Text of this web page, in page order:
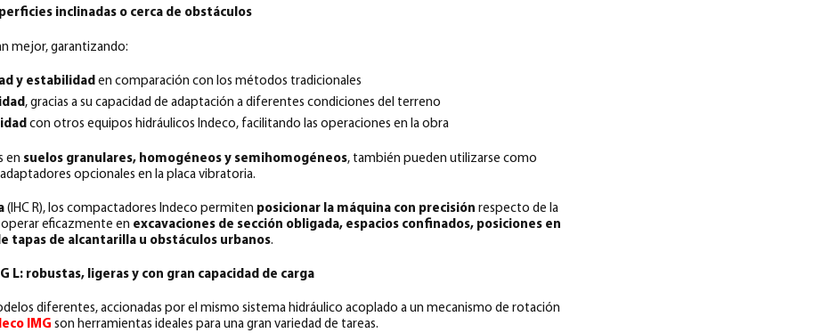
inclinadas o cerca de obstáculos
mejor, garantizando:
y estabilidad en comparación con los métodos tradicionales
, gracias a su capacidad de adaptación a diferentes condiciones del terreno
con otros equipos hidráulicos Indeco, facilitando las operaciones en la obra
en suelos granulares, homogéneos y semihomogéneos, también pueden utilizarse como
adaptadores opcionales en la placa vibratoria.
(IHC R), los compactadores Indeco permiten posicionar la máquina con precisión respecto de la
eficazmente en excavaciones de sección obligada, espacios confinados, posiciones en
tapas de alcantarilla u obstáculos urbanos.
L: robustas, ligeras y con gran capacidad de carga
diferentes, accionadas por el mismo sistema hidráulico acoplado a un mecanismo de rotación
IMG son herramientas ideales para una gran variedad de tareas.